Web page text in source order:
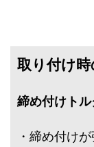
取り付け
締め付けトル
・締め付け